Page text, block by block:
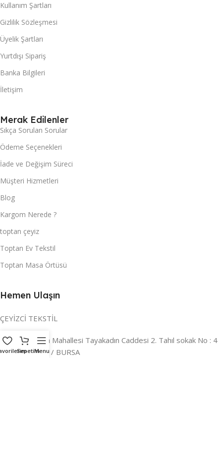
Kullanım Şartları
Gizlilik Sözleşmesi
Üyelik Şartları
Yurtdışı Sipariş
Banka Bilgileri
İletişim
Merak Edilenler
Sıkça Sorulan Sorular
Ödeme Seçenekleri
İade ve Değişim Süreci
Müşteri Hizmetleri
Blog
Kargom Nerede ?
toptan çeyiz
Toptan Ev Tekstil
Toptan Masa Örtüsü
Hemen Ulaşın
ÇEYİZCİ TEKSTİL
Adres:Reyhan Mahallesi Tayakadın Caddesi 2. Tahıl sokak No : 4
/ a Osmangazi / BURSA
SepetimMenu